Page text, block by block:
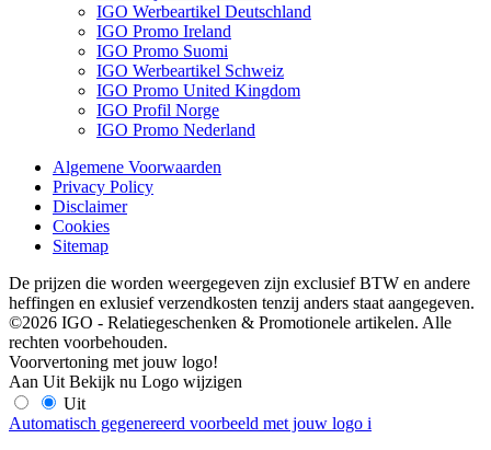
IGO Werbeartikel Deutschland
IGO Promo Ireland
IGO Promo Suomi
IGO Werbeartikel Schweiz
IGO Promo United Kingdom
IGO Profil Norge
IGO Promo Nederland
Algemene Voorwaarden
Privacy Policy
Disclaimer
Cookies
Sitemap
De prijzen die worden weergegeven zijn exclusief BTW en andere
heffingen en exlusief verzendkosten tenzij anders staat aangegeven.
©2026 IGO - Relatiegeschenken & Promotionele artikelen. Alle
rechten voorbehouden.
Voorvertoning met jouw logo!
Aan Uit Bekijk nu Logo wijzigen
Uit
Automatisch gegenereerd voorbeeld met jouw logo i